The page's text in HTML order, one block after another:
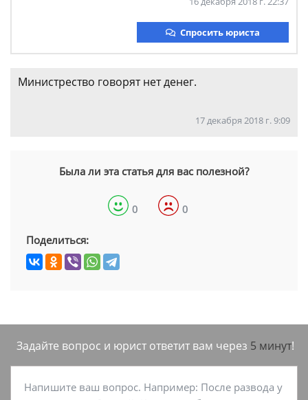
Спросить юриста
Министрество говорят нет денег.
17 декабря 2018 г. 9:09
Была ли эта статья для вас полезной?
0 0
Поделиться:
Задайте вопрос и юрист ответит вам через 5 минут!